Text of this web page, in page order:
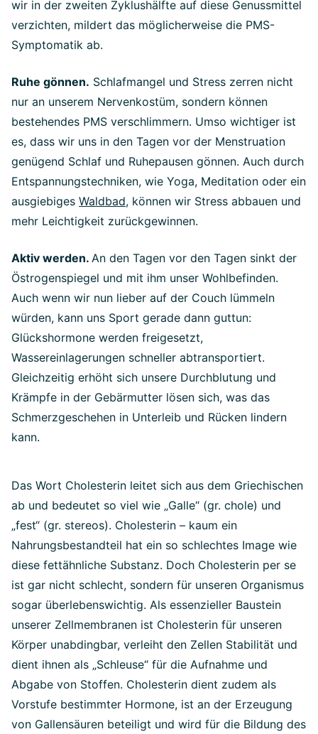
wir in der zweiten Zyklushälfte auf diese Genussmittel
verzichten, mildert das möglicherweise die PMS-
Symptomatik ab.
Ruhe gönnen. Schlafmangel und Stress zerren nicht
nur an unserem Nervenkostüm, sondern können
bestehendes PMS verschlimmern. Umso wichtiger ist
es, dass wir uns in den Tagen vor der Menstruation
genügend Schlaf und Ruhepausen gönnen. Auch durch
Entspannungstechniken, wie Yoga, Meditation oder ein
ausgiebiges Waldbad, können wir Stress abbauen und
mehr Leichtigkeit zurückgewinnen.
Aktiv werden. An den Tagen vor den Tagen sinkt der
Östrogenspiegel und mit ihm unser Wohlbefinden.
Auch wenn wir nun lieber auf der Couch lümmeln
würden, kann uns Sport gerade dann guttun:
Glückshormone werden freigesetzt,
Wassereinlagerungen schneller abtransportiert.
Gleichzeitig erhöht sich unsere Durchblutung und
Krämpfe in der Gebärmutter lösen sich, was das
Schmerzgeschehen in Unterleib und Rücken lindern
kann.
Das Wort Cholesterin leitet sich aus dem Griechischen
ab und bedeutet so viel wie „Galle“ (gr. chole) und
„fest“ (gr. stereos). Cholesterin – kaum ein
Nahrungsbestandteil hat ein so schlechtes Image wie
diese fettähnliche Substanz. Doch Cholesterin per se
ist gar nicht schlecht, sondern für unseren Organismus
sogar überlebenswichtig. Als essenzieller Baustein
unserer Zellmembranen ist Cholesterin für unseren
Körper unabdingbar, verleiht den Zellen Stabilität und
dient ihnen als „Schleuse“ für die Aufnahme und
Abgabe von Stoffen. Cholesterin dient zudem als
Vorstufe bestimmter Hormone, ist an der Erzeugung
von Gallensäuren beteiligt und wird für die Bildung des